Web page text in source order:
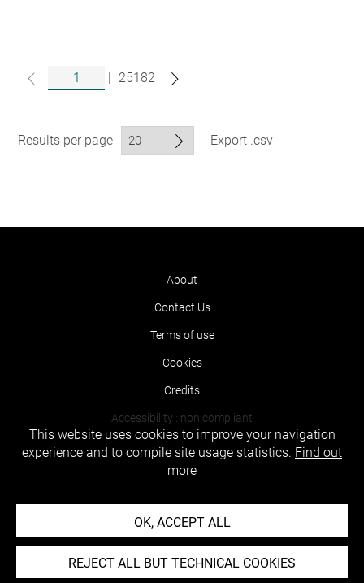
| 25182
Results per page Export .csv
About
Contact Us
Terms of use
Cookies
Credits
Accessibility : non compliant
This website uses cookies to improve your navigation
experience and to compile site usage statistics. Find out
more
OK, ACCEPT ALL
REJECT ALL BUT TECHNICAL COOKIES